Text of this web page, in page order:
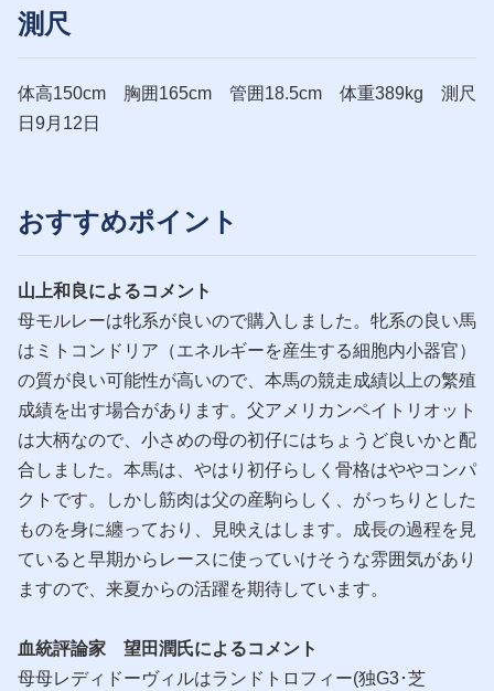
測尺
体高150cm 胸囲165cm 管囲18.5cm 体重389kg 測尺
日9月12日
おすすめポイント
山上和良によるコメント
母モルレーは牝系が良いので購入しました。牝系の良い馬
はミトコンドリア（エネルギーを産生する細胞内小器官）
の質が良い可能性が高いので、本馬の競走成績以上の繁殖
成績を出す場合があります。父アメリカンペイトリオット
は大柄なので、小さめの母の初仔にはちょうど良いかと配
合しました。本馬は、やはり初仔らしく骨格はややコンパ
クトです。しかし筋肉は父の産駒らしく、がっちりとした
ものを身に纏っており、見映えはします。成長の過程を見
ていると早期からレースに使っていけそうな雰囲気があり
ますので、来夏からの活躍を期待しています。
血統評論家 望田潤氏によるコメント
母母レディドーヴィルはランドトロフィー(独G3･芝